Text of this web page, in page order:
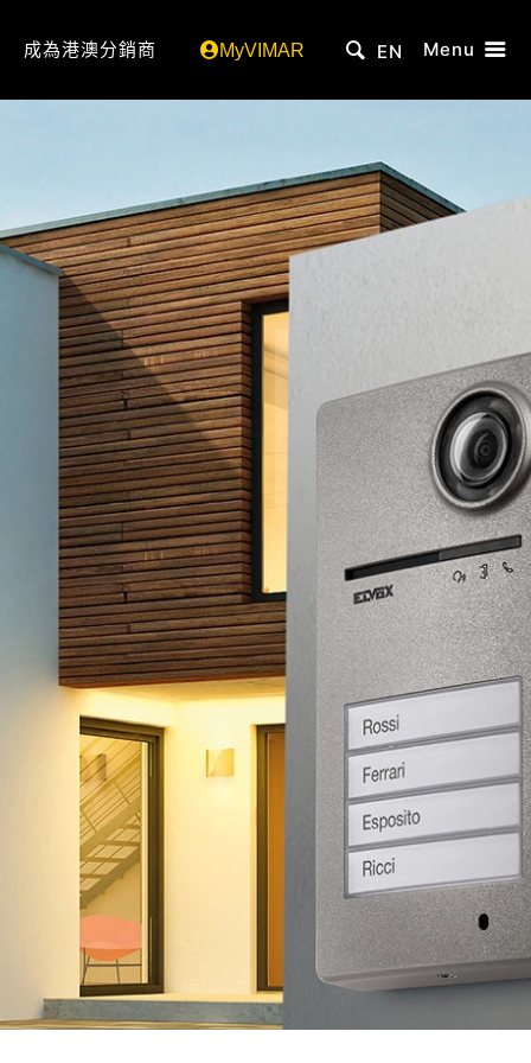
成為港澳分銷商 MyVIMAR EN Menu